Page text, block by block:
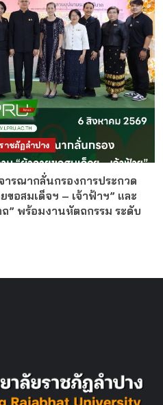
าชภัฏลำปาง
ารณากลั่นกรองการประกวด
ขอสมเด็จฯ – เจ้าฟ้าฯ” และ
” พร้อมงานหัตถกรรม ระดับ